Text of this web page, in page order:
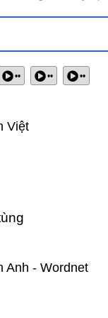
•• •• ••
Việt
Anh - Wordnet